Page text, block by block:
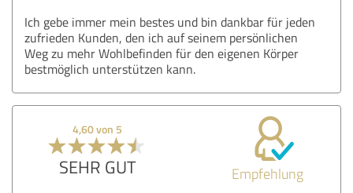
Ich gebe immer mein bestes und bin dankbar für jeden
zufrieden Kunden, den ich auf seinem persönlichen
Weg zu mehr Wohlbefinden für den eigenen Körper
bestmöglich unterstützen kann.
4,60 von 5
SEHR GUT Empfehlung